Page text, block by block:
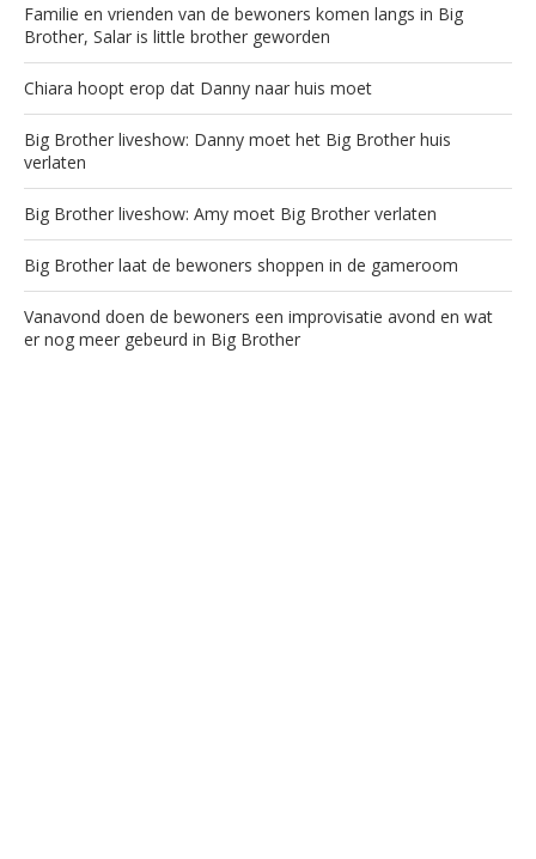
Familie en vrienden van de bewoners komen langs in Big
Brother, Salar is little brother geworden
Chiara hoopt erop dat Danny naar huis moet
Big Brother liveshow: Danny moet het Big Brother huis
verlaten
Big Brother liveshow: Amy moet Big Brother verlaten
Big Brother laat de bewoners shoppen in de gameroom
Vanavond doen de bewoners een improvisatie avond en wat
er nog meer gebeurd in Big Brother